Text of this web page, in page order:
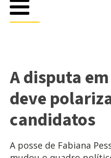
A disputa
deve
candidatos
A posse de Fabiana